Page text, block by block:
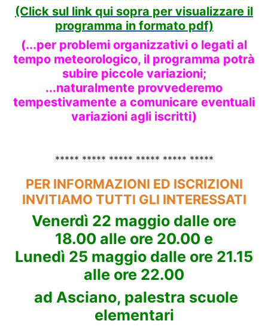
(Click sul link qui sopra per visualizzare il
programma in formato pdf)
(...per problemi organizzativi o legati al
tempo meteorologico, il programma potrà
subire piccole variazioni;
...naturalmente provvederemo
tempestivamente a comunicare eventuali
variazioni agli iscritti)
***** ***** ***** ***** ***** *****
PER INFORMAZIONI ED ISCRIZIONI
INVITIAMO TUTTI GLI INTERESSATI
Venerdì 22 maggio dalle ore
18.00 alle ore 20.00 e
Lunedì 25 maggio dalle ore 21.15
alle ore 22.00
ad Asciano, palestra scuole
elementari